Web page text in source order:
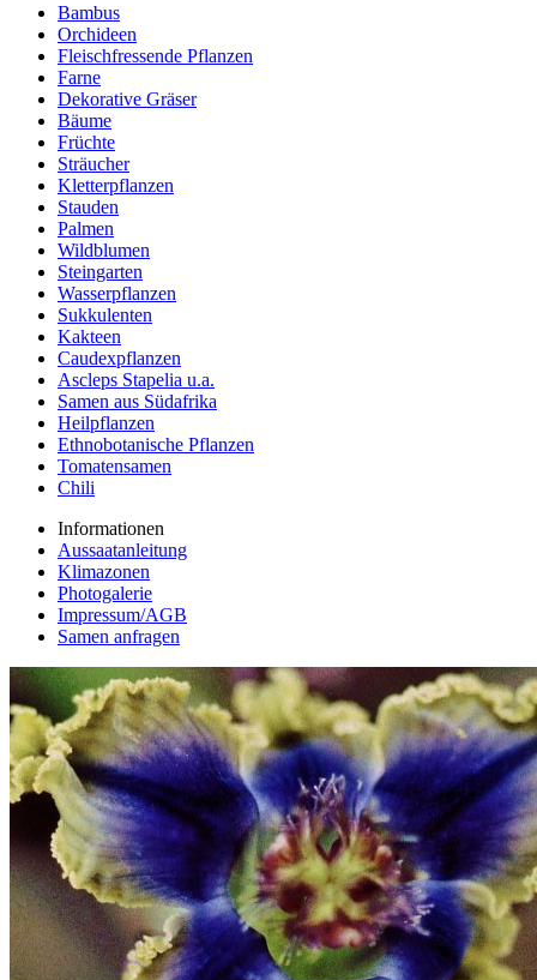
Bambus
Orchideen
Fleischfressende Pflanzen
Farne
Dekorative Gräser
Bäume
Früchte
Sträucher
Kletterpflanzen
Stauden
Palmen
Wildblumen
Steingarten
Wasserpflanzen
Sukkulenten
Kakteen
Caudexpflanzen
Ascleps Stapelia u.a.
Samen aus Südafrika
Heilpflanzen
Ethnobotanische Pflanzen
Tomatensamen
Chili
Informationen
Aussaatanleitung
Klimazonen
Photogalerie
Impressum/AGB
Samen anfragen